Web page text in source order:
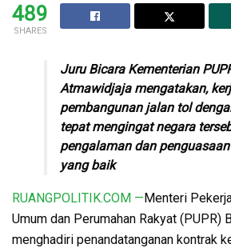
489
SHARES
Juru Bicara Kementerian
Atmawidjaja mengatakan,
pembangunan jalan tol
tepat mengingat negara
pengalaman dan
yang baik
RUANGPOLITIK.COM —Menteri
Umum dan Perumahan Rakyat (PUPR)
menghadiri penandatanganan kontrak